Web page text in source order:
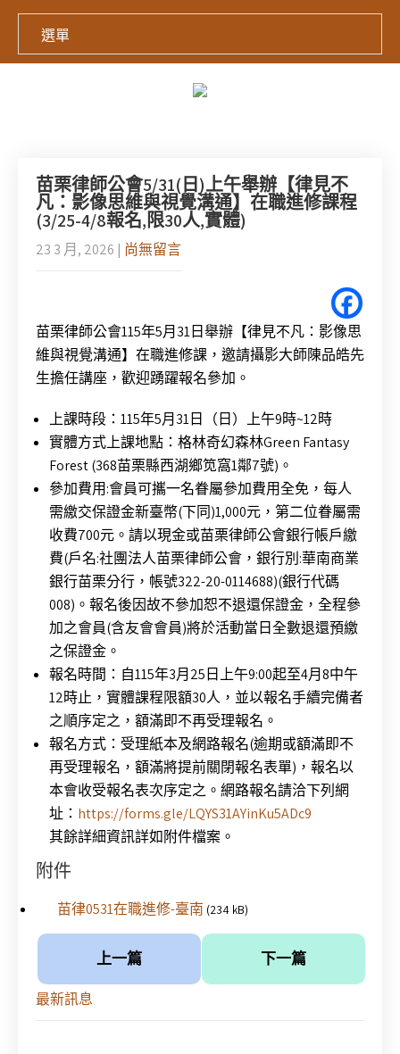
選單
苗栗律師公會5/31(日)上午舉辦【律見不
凡：影像思維與視覺溝通】在職進修課程
(3/25-4/8報名,限30人,實體)
23 3 月, 2026 | 尚無留言
苗栗律師公會115年5月31日舉辦【律見不凡：影像思
維與視覺溝通】 在職進修課，邀請攝影大師陳品皓先
生擔任講座， 歡迎踴躍報名參加。
上課時段：115年5月31日（日）上午9時~12時
實體方式上課地點：格林奇幻森林Green Fantasy
Forest (368苗栗縣西湖鄉笕窩1鄰7號)。
參加費用:會員可攜一名眷屬參加費用全免， 每人
需繳交保證金新臺幣(下同)1,000元， 第二位眷屬需
收費700元。請以現金或苗栗律師公會銀行帳戶繳
費(戶名:社團法人苗栗律師公會，銀行別:華南商業
銀行苗栗分行， 帳號322-20-0114688)(銀行代碼
008)。 報名後因故不參加恕不退還保證金，全程參
加之會員(含友會會員)將於活動當日全數退還預繳
之保證金。
報名時間：自115年3月25日上午9:00起至4月8中午
12時止，實體課程限額30人， 並以報名手續完備者
之順序定之，額滿即不再受理報名。
報名方式：受理紙本及網路報名(逾期或額滿即不
再受理報名， 額滿將提前關閉報名表單)，報名以
本會收受報名表次序定之。 網路報名請洽下列網
址： https://forms.gle/LQYS31AYinKu5ADc9
其餘詳細資訊詳如附件檔案。
附件
苗律0531在職進修-臺南 (234 kB)
上一篇 下一篇
最新訊息